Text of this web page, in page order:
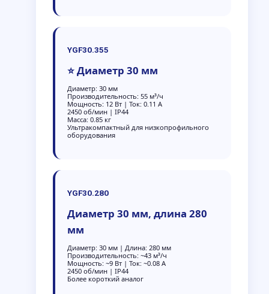
YGF30.355
⭐ Диаметр 30 мм
Диаметр: 30 мм
Производительность: 55 м³/ч
Мощность: 12 Вт | Ток: 0.11 А
2450 об/мин | IP44
Масса: 0.85 кг
Ультракомпактный для низкопрофильного
оборудования
YGF30.280
Диаметр 30 мм, длина 280
мм
Диаметр: 30 мм | Длина: 280 мм
Производительность: ~43 м³/ч
Мощность: ~9 Вт | Ток: ~0.08 А
2450 об/мин | IP44
Более короткий аналог